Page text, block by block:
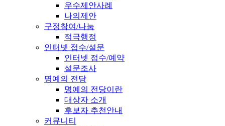
우수제안사례
나의제안
구정참여/나눔
적극행정
인터넷 접수/설문
인터넷 접수/예약
설문조사
명예의 전당
명예의 전당이란
대상자 소개
후보자 추천안내
커뮤니티